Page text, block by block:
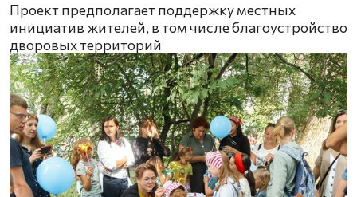
Проект предполагает поддержку местных
инициатив жителей, в том числе благоустройство
дворовых территорий